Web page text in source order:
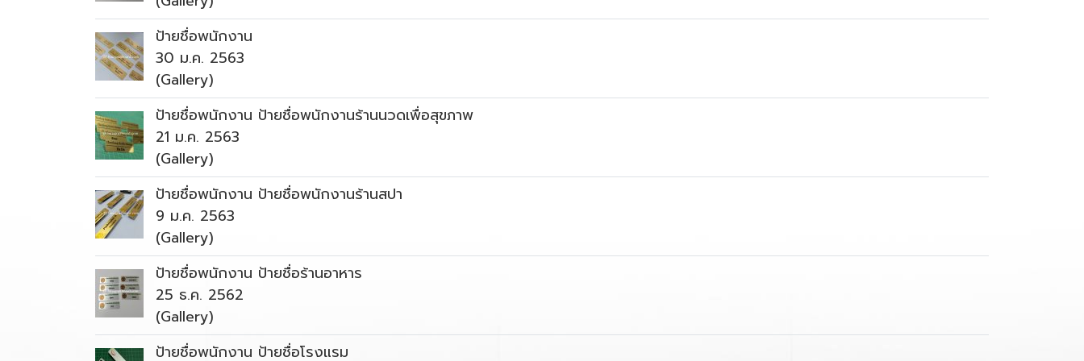
ป้ายชื่อพนักงาน
30 ม.ค. 2563
(Gallery)
ป้ายชื่อพนักงาน ป้ายชื่อพนักงานร้านนวดเพื่อสุขภาพ
21 ม.ค. 2563
(Gallery)
ป้ายชื่อพนักงาน ป้ายชื่อพนักงานร้านสปา
9 ม.ค. 2563
(Gallery)
ป้ายชื่อพนักงาน ป้ายชื่อร้านอาหาร
25 ธ.ค. 2562
(Gallery)
ป้ายชื่อพนักงาน ป้ายชื่อโรงแรม